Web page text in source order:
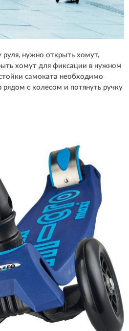
нужно открыть хомут,
хомут для фиксации в нужном
самоката необходимо
с колесом и потянуть ручку